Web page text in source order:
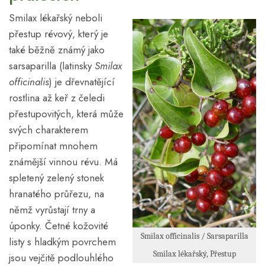
Smilax officinalis / Sarsaparilla
Smilax lékařský, Přestup
Smilax lékařský neboli
přestup révový, který je
také běžně známý jako
sarsaparilla (latinskySmilax
officinalis) je dřevnatějící
rostlina až keř z čeledi
přestupovitých, která může
svých charakterem
připomínat mnohem
známější vinnou révu. Má
spletený zelený stonek
hranatého průřezu, na
němž vyrůstají trny a
úponky. Četné kožovité
listy s hladkým povrchem
jsou vejčitě podlouhlého